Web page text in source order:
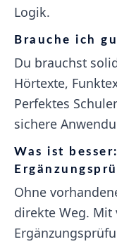
Logik.
Brauche ich
Du brauchst
Hörtexte,
Perfektes
sichere
Was ist
Ohne
direkte Weg. Mit